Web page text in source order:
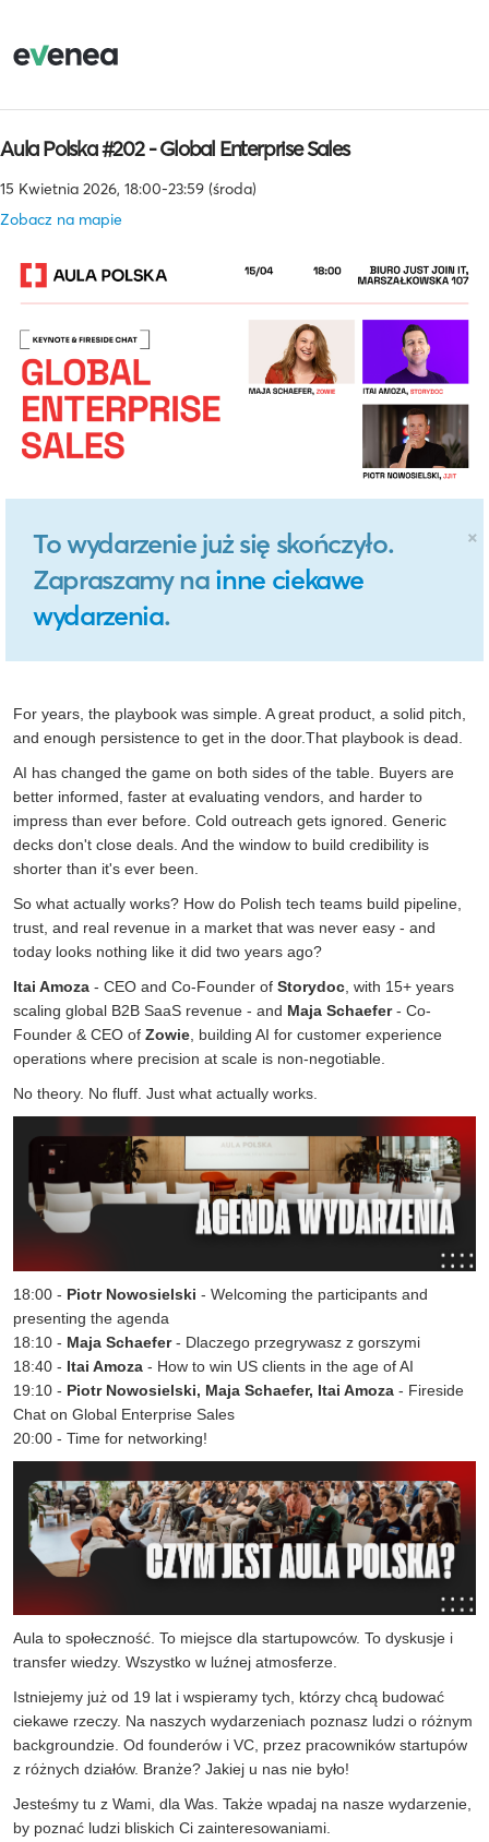
Aula Polska #202 - Global Enterprise Sales
15 Kwietnia 2026, 18:00-23:59 (środa)
Zobacz na mapie
×
To wydarzenie już się skończyło.
Zapraszamy na inne ciekawe
wydarzenia.
For years, the playbook was simple. A great product, a solid pitch,
and enough persistence to get in the door.That playbook is dead.
AI has changed the game on both sides of the table. Buyers are
better informed, faster at evaluating vendors, and harder to
impress than ever before. Cold outreach gets ignored. Generic
decks don't close deals. And the window to build credibility is
shorter than it's ever been.
So what actually works? How do Polish tech teams build pipeline,
trust, and real revenue in a market that was never easy - and
today looks nothing like it did two years ago?
Itai Amoza - CEO and Co-Founder of Storydoc, with 15+ years
scaling global B2B SaaS revenue - and Maja Schaefer- Co-
Founder & CEO of Zowie, building AI for customer experience
operations where precision at scale is non-negotiable.
No theory. No fluff. Just what actually works.
18:00 - Piotr Nowosielski - Welcoming the participants and
presenting the agenda
18:10 - Maja Schaefer- Dlaczego przegrywasz z gorszymi
18:40 - Itai Amoza - How to win US clients in the age of AI
19:10 - Piotr Nowosielski, Maja Schaefer, Itai Amoza - Fireside
Chat on Global Enterprise Sales
20:00 - Time for networking!
Aula to społeczność. To miejsce dla startupowców. To dyskusje i
transfer wiedzy. Wszystko w luźnej atmosferze.
Istniejemy już od 19 lat i wspieramy tych, którzy chcą budować
ciekawe rzeczy. Na naszych wydarzeniach poznasz ludzi o różnym
backgroundzie. Od founderów i VC, przez pracowników startupów
z różnych działów. Branże? Jakiej u nas nie było!
Jesteśmy tu z Wami, dla Was. Także wpadaj na nasze wydarzenie,
by poznać ludzi bliskich Ci zainteresowaniami.